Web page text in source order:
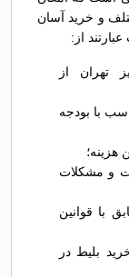
و خرید آسان
از:
تهران از
با بودجه
هزینه؛
و مشکلات
با قوانین
بلیط در